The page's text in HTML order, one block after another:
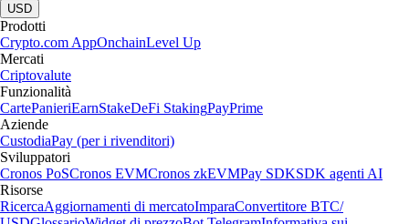
USD
Prodotti
Crypto.com AppOnchainLevel Up
Mercati
Criptovalute
Funzionalità
CartePanieriEarnStakeDeFi StakingPayPrime
Aziende
CustodiaPay (per i rivenditori)
Sviluppatori
Cronos PoSCronos EVMCronos zkEVMPay SDKSDK agenti AI
Risorse
RicercaAggiornamenti di mercatoImparaConvertitore BTC/